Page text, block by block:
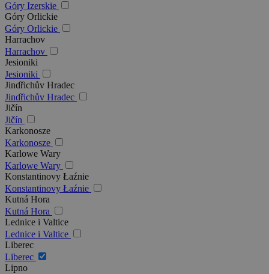
Góry Izerskie
Góry Orlickie
Góry Orlickie
Harrachov
Harrachov
Jesioniki
Jesioniki
Jindřichův Hradec
Jindřichův Hradec
Jičín
Jičín
Karkonosze
Karkonosze
Karlowe Wary
Karlowe Wary
Konstantinovy Łaźnie
Konstantinovy Łaźnie
Kutná Hora
Kutná Hora
Lednice i Valtice
Lednice i Valtice
Liberec
Liberec
Lipno